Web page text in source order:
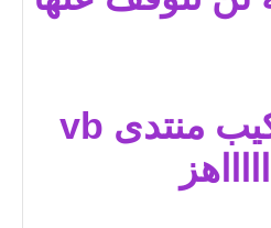
للبيع السعر 100 ريال معاه هديه تركيب منتدى vb